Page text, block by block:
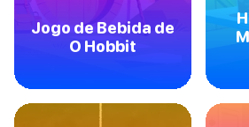
Jogo de Bebida de
O Hobbit